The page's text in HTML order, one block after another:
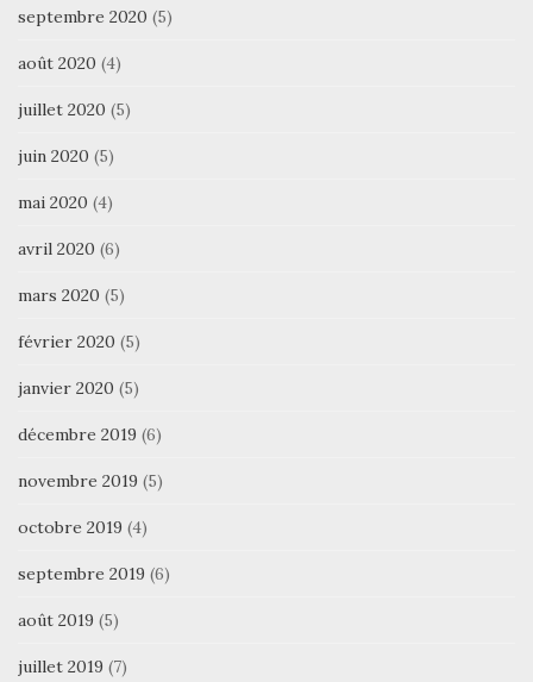
septembre 2020 (5)
août 2020 (4)
juillet 2020 (5)
juin 2020 (5)
mai 2020 (4)
avril 2020 (6)
mars 2020 (5)
février 2020 (5)
janvier 2020 (5)
décembre 2019 (6)
novembre 2019 (5)
octobre 2019 (4)
septembre 2019 (6)
août 2019 (5)
juillet 2019 (7)